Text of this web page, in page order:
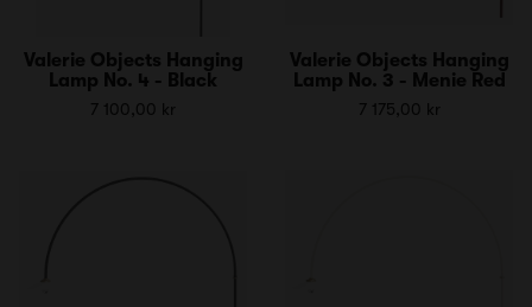
Valerie Objects Hanging
Lamp No. 4 - Black
7 100,00 kr
Valerie Objects Hanging
Lamp No. 3 - Menie Red
7 175,00 kr